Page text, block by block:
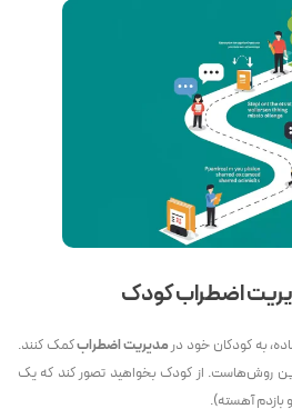
اضطراب کودک
به کودکان خود درمدیریت اضطرابکمک کنند.
روش‌هاست. از کودک بخواهید تصور کند که یک
آهسته).